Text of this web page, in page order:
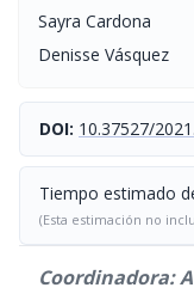
Sayra Cardona
Denisse Vásquez
DOI: 10.37527/
Tiempo estimado
(Esta estimación no
Coordinadora: